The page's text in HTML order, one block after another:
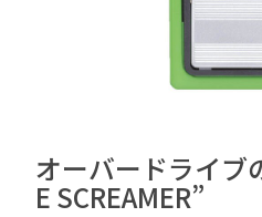
オーバードライブ
E SCREAMER”